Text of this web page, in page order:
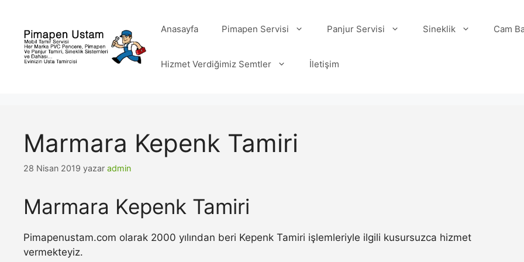
Anasayfa Pimapen Servisi Panjur Servisi Sineklik Cam
Hizmet Verdiğimiz Semtler İletişim
Marmara Kepenk Tamiri
28 Nisan 2019 yazar admin
Marmara Kepenk Tamiri
Pimapenustam.com olarak 2000 yılından beri Kepenk Tamiri işlemleriyle ilgili kusursuzca hizmet
vermekteyiz.